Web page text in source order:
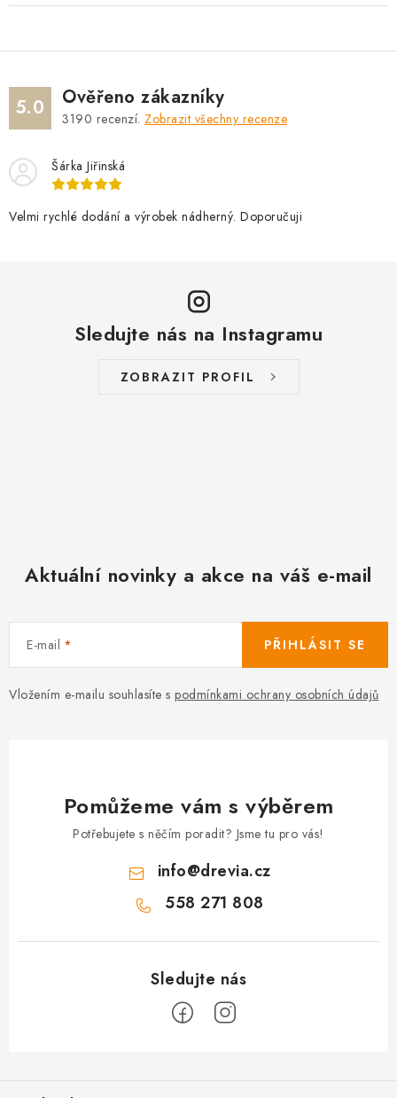
5.0 Ověřeno zákazníky
3190 recenzí. Zobrazit všechny recenze
Šárka Jiřinská
Velmi rychlé dodání a výrobek nádherný. Doporučuji
Sledujte nás na Instagramu
ZOBRAZIT PROFIL
Aktuální novinky a akce na váš e-mail
E-mail
Vložením e-mailu souhlasíte s podmínkami ochrany osobních údajů
PŘIHLÁSIT SE
Pomůžeme vám s výběrem
Potřebujete s něčím poradit? Jsme tu pro vás!
info@drevia.cz
558 271 808